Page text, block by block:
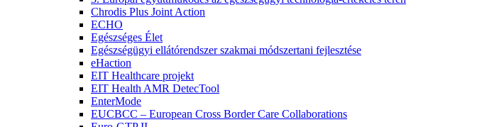
Chrodis Plus Joint Action
ECHO
Egészséges Élet
Egészségügyi ellátórendszer szakmai módszertani fejlesztése
eHaction
EIT Healthcare projekt
EIT Health AMR DetecTool
EnterMode
EUCBCC – European Cross Border Care Collaborations